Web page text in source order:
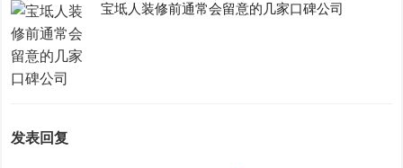
宝坻人装修前通常会留意的几家口碑公司
发表回复